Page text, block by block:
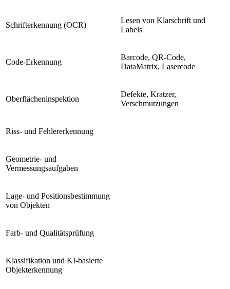
Schrifterkennung (OCR)
Lesen von Klarschrift und
Labels
Code-Erkennung
Barcode, QR-Code,
DataMatrix, Lasercode
Oberflächeninspektion
Defekte, Kratzer,
Verschmutzungen
Riss- und Fehlererkennung
Geometrie- und
Vermessungsaufgaben
Lage- und Positionsbestimmung
von Objekten
Farb- und Qualitätsprüfung
Klassifikation und KI-basierte
Objekterkennung